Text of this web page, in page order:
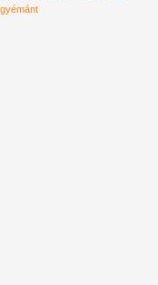
gyémánt